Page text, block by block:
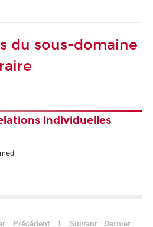
du sous-domaine
individuelles
Précédent 1 Suivant Dernier